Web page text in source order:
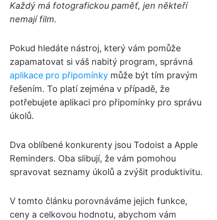
Každý má fotografickou paměť, jen někteří
nemají film.
Pokud hledáte nástroj, který vám pomůže
zapamatovat si váš nabitý program, správná
aplikace pro připomínky může být tím pravým
řešením. To platí zejména v případě, že
potřebujete aplikaci pro připomínky pro správu
úkolů.
Dva oblíbené konkurenty jsou Todoist a Apple
Reminders. Oba slibují, že vám pomohou
spravovat seznamy úkolů a zvýšit produktivitu.
V tomto článku porovnáváme jejich funkce,
ceny a celkovou hodnotu, abychom vám